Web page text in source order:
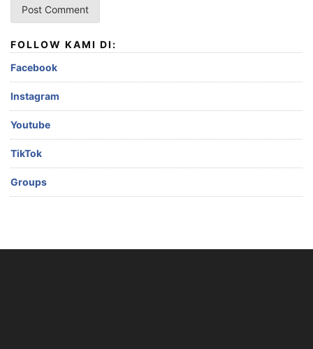
FOLLOW KAMI DI:
Facebook
Instagram
Youtube
TikTok
Groups